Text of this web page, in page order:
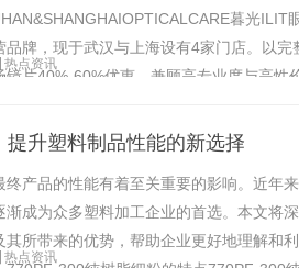
暮光ILIT
牌，现于武汉与上海设有4家门店。以完
片40%-60%优惠，兼顾高专业度与高性
热点资讯
升塑料制品性能的新选择
产品的性能有着至关重要的影响。近年
成为众多塑料加工企业的首选。本文将
所带来的优势，帮助企业更好地理解和
热点资讯